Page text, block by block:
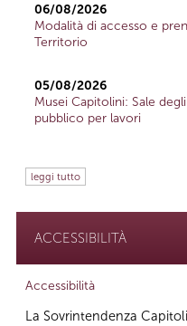
06/08/2026
Modalità di accesso e
Territorio
05/08/2026
Musei Capitolini: Sale
pubblico per lavori
leggi tutto
ACCESSIBILITÀ
Accessibilità
La Sovrintendenza